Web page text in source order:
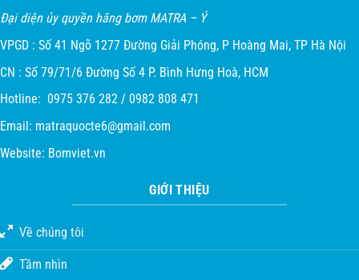
Đại diện ủy quyền hãng bơm MATRA – Ý
VPGD : Số 41 Ngõ 1277 Đường Giải Phóng, P Hoàng Mai, TP Hà Nội
CN : Số 79/71/6 Đường Số 4 P. Bình Hưng Hoà, HCM
Hotline: 0975 376 282 / 0982 808 471
Email: matraquocte6@gmail.com
Website: Bomviet.vn
GIỚI THIỆU
Về chúng tôi
Tầm nhìn